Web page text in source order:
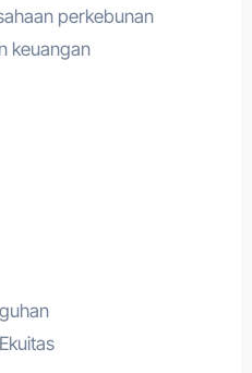
perkebunan
keuangan